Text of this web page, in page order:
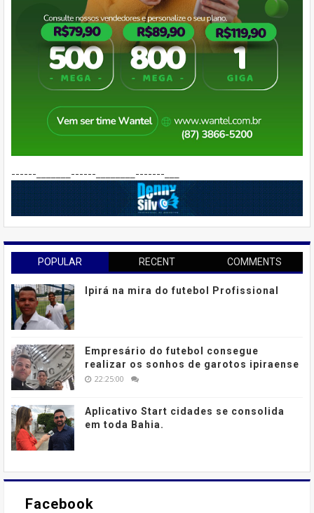
------_______------________-------___
POPULAR RECENT COMMENTS
Ipirá na mira do futebol Profissional
Empresário do futebol consegue
realizar os sonhos de garotos ipiraense
22:25:00
Aplicativo Start cidades se consolida
em toda Bahia.
Facebook